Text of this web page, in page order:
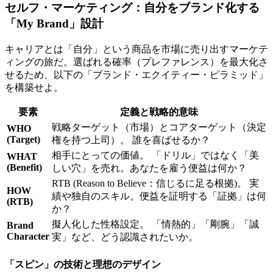
セルフ・マーケティング：自分をブランド化する
「My Brand」設計
キャリアとは「自分」という商品を市場に売り出すマーケテ
ィングの旅だ。選ばれる確率（プレファレンス）を最大化さ
せるため、以下の「ブランド・エクイティー・ピラミッド」
を構築せよ。
要素
定義と戦略的意味
WHO
(Target)
戦略ターゲット（市場）とコアターゲット（決定
権を持つ上司）。 誰を喜ばせるか？
WHAT
(Benefit)
相手にとっての価値。 「ドリル」ではなく「美
しい穴」を売れ。あなたを雇う便益は何か？
HOW
(RTB)
RTB (Reason to Believe：信じるに足る根拠)。 実
績や独自のスキル。便益を証明する「証拠」は何
か？
Brand
Character
擬人化した性格設定。 「情熱的」「剛腕」「誠
実」など、どう認識されたいか。
「スピン」の技術と理想のデザイン